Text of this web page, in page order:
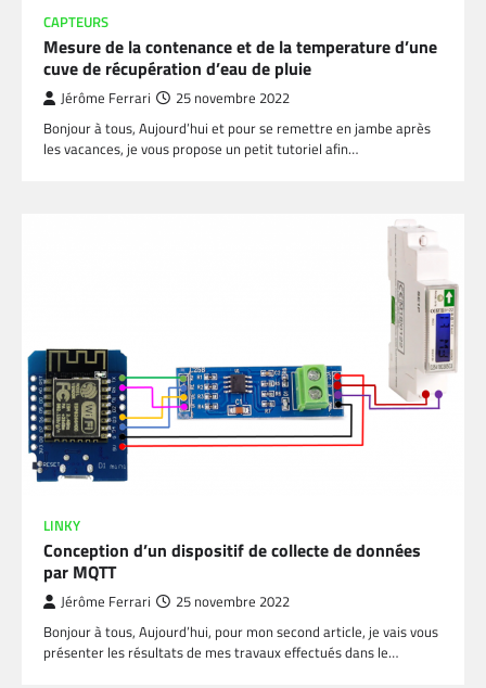
CAPTEURS
Mesure de la contenance et de la temperature d’une
cuve de récupération d’eau de pluie
Jérôme Ferrari 25 novembre 2022
Bonjour à tous, Aujourd’hui et pour se remettre en jambe après
les vacances, je vous propose un petit tutoriel afin…
LINKY
Conception d’un dispositif de collecte de données
par MQTT
Jérôme Ferrari 25 novembre 2022
Bonjour à tous, Aujourd’hui, pour mon second article, je vais vous
présenter les résultats de mes travaux effectués dans le…